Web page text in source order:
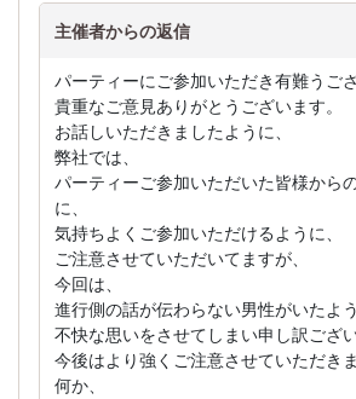
主催者からの返信
パーティーにご参加いただき有難うご
貴重なご意見ありがとうございます。
お話しいただきましたように、
弊社では、
パーティーご参加いただいた皆様から
に、
気持ちよくご参加いただけるように、
ご注意させていただいてますが、
今回は、
進行側の話が伝わらない男性がいたよう
不快な思いをさせてしまい申し訳ござ
今後はより強くご注意させていただきま
何か、